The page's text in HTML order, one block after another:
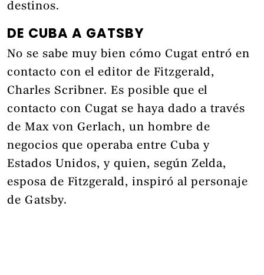
destinos.
DE CUBA A GATSBY
No se sabe muy bien cómo Cugat entró en
contacto con el editor de Fitzgerald,
Charles Scribner. Es posible que el
contacto con Cugat se haya dado a través
de Max von Gerlach, un hombre de
negocios que operaba entre Cuba y
Estados Unidos, y quien, según Zelda,
esposa de Fitzgerald, inspiró al personaje
de Gatsby.